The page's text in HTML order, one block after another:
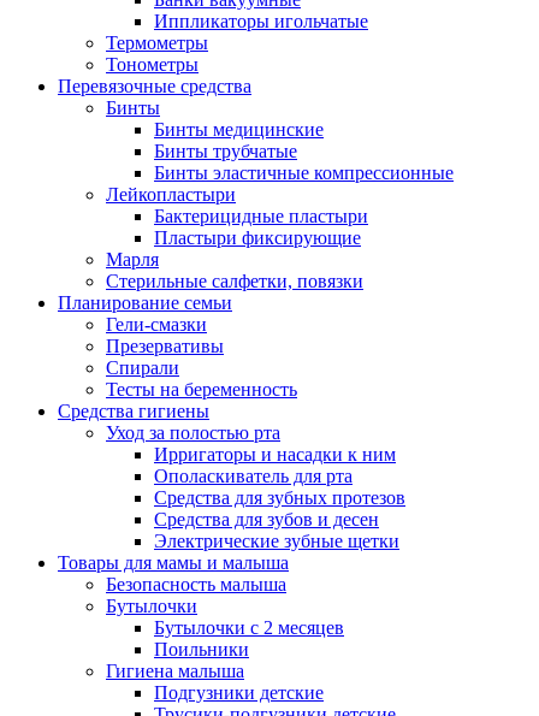
Иппликаторы игольчатые
Термометры
Тонометры
Перевязочные средства
Бинты
Бинты медицинские
Бинты трубчатые
Бинты эластичные компрессионные
Лейкопластыри
Бактерицидные пластыри
Пластыри фиксирующие
Марля
Стерильные салфетки, повязки
Планирование семьи
Гели-смазки
Презервативы
Спирали
Тесты на беременность
Средства гигиены
Уход за полостью рта
Ирригаторы и насадки к ним
Ополаскиватель для рта
Средства для зубных протезов
Средства для зубов и десен
Электрические зубные щетки
Товары для мамы и малыша
Безопасность малыша
Бутылочки
Бутылочки с 2 месяцев
Поильники
Гигиена малыша
Подгузники детские